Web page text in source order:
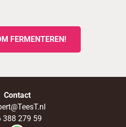
FERMENTEREN!
Contact
388 279 59